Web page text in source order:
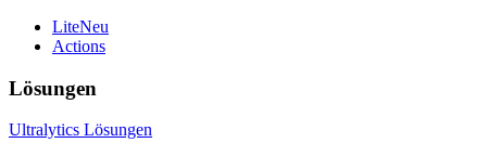
LiteNeu
Actions
Lösungen
Ultralytics Lösungen